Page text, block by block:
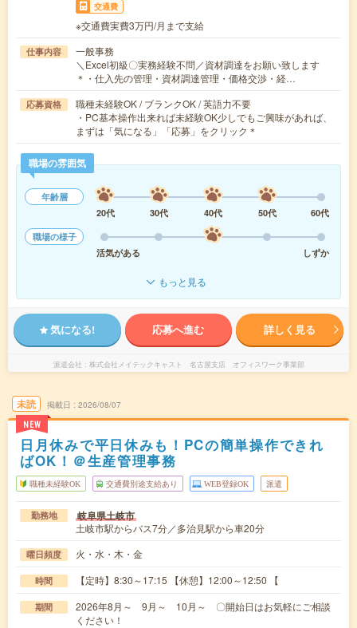
交通費
※交通費実費3万円/月まで支給
仕事内容
一般事務
＼Excel初級〇実務経験不問／資材調達をお願い致します
＊・仕入先の管理・資材調達管理・価格交渉・経…
応募資格
職種未経験OK / ブランクOK / 英語力不要
・PC基本操作出来れば未経験OK少しでもご興味があれば、
まずは「気になる」「応募」をクリック＊
職場の雰囲気
年齢層
20代
30代 40代 50代
60代
職場の様子
活気がある
しずか
もっと見る
気になる! 応募へ進む 詳しく見る
派遣会社 株式会社メイテックキャスト 名古屋支店 オフィスワーク事業部
未読
NEW
掲載日 2026/08/07
日月休みで平日休みも！PCの簡単操作できれ
ばOK！＠生産管理事務
職種未経験OK 交通費別途支給あり WEB登録OK 派遣
勤務地 岐阜県土岐市
土岐市駅からバス7分／多治見駅から車20分
曜日頻度 火・水・木・金
時間 【定時】8:30～17:15 【休憩】12:00～12:50 【
期間
2026年8月～ 9月～ 10月～ 〇開始日はお気軽にご相談
ください！